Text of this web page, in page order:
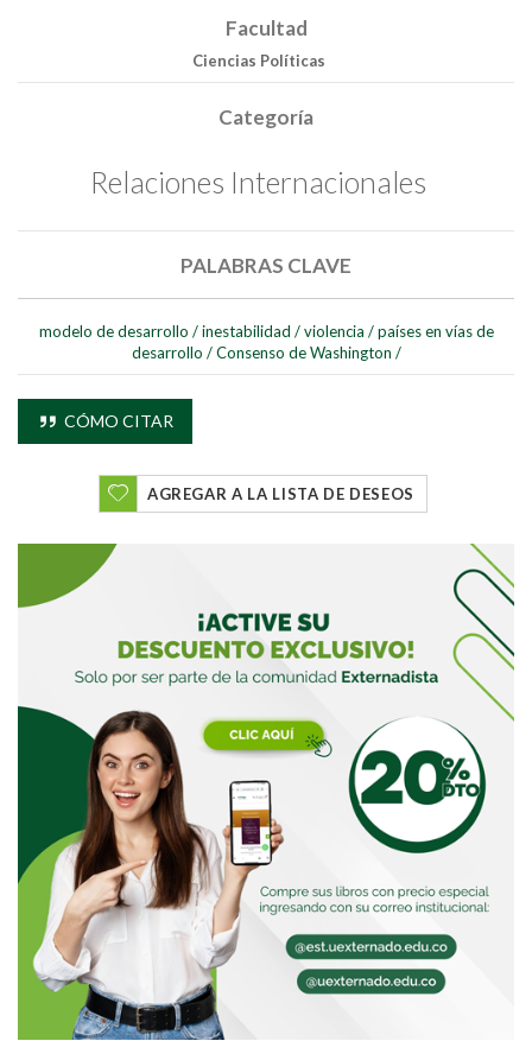
Facultad
Ciencias Políticas
Categoría
Relaciones Internacionales
PALABRAS CLAVE
modelo de desarrollo / inestabilidad / violencia / países en vías de
desarrollo / Consenso de Washington /
CÓMO CITAR
AGREGAR A LA LISTA DE DESEOS